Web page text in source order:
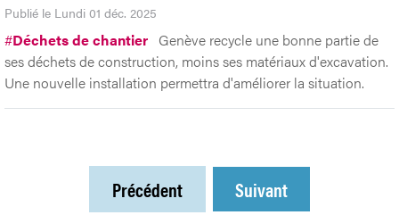
Publié le Lundi 01 déc. 2025
#Déchets de chantier Genève recycle une bonne partie de
ses déchets de construction, moins ses matériaux d'excavation.
Une nouvelle installation permettra d'améliorer la situation.
Précédent Suivant